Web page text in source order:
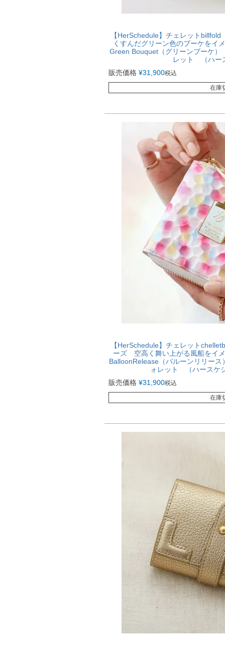
【HerSchedule】チェレット
くすんだグリーン色のブーケを
Green Bouquet（グリーンブーケ
レット （ハー
販売価格 ¥31,900税込
在庫
【HerSchedule】チェレット
ーズ 空高く舞い上がる風船をイ
BalloonRelease（バルーンリリー
ォレット （ハースケ
販売価格 ¥31,900税込
在庫